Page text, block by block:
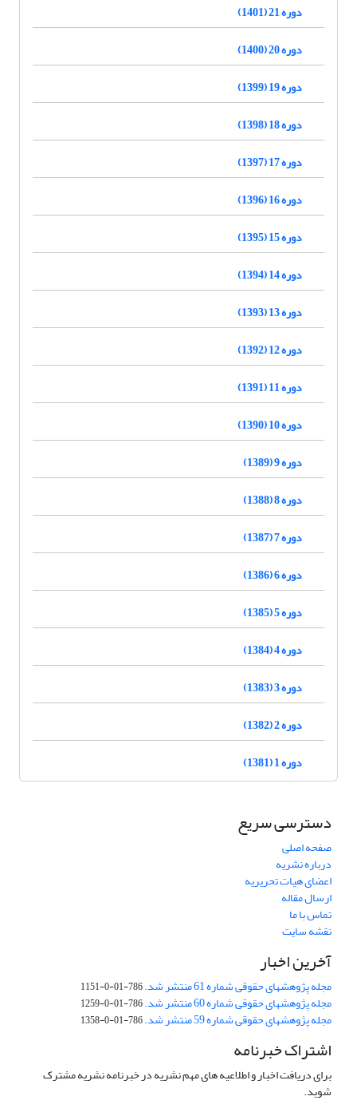
دوره 21 (1401)
دوره 20 (1400)
دوره 19 (1399)
دوره 18 (1398)
دوره 17 (1397)
دوره 16 (1396)
دوره 15 (1395)
دوره 14 (1394)
دوره 13 (1393)
دوره 12 (1392)
دوره 11 (1391)
دوره 10 (1390)
دوره 9 (1389)
دوره 8 (1388)
دوره 7 (1387)
دوره 6 (1386)
دوره 5 (1385)
دوره 4 (1384)
دوره 3 (1383)
دوره 2 (1382)
دوره 1 (1381)
دسترسی سریع
صفحه اصلی
درباره نشریه
اعضای هیات تحریریه
ارسال مقاله
تماس با ما
نقشه سایت
آخرین اخبار
مجله پژوهشهای حقوقی شماره 61 منتشر شد. 786-01-0-1151
مجله پژوهشهای حقوقی شماره 60 منتشر شد. 786-01-0-1259
مجله پژوهشهای حقوقی شماره 59 منتشر شد. 786-01-0-1358
اشتراک خبرنامه
برای دریافت اخبار و اطلاعیه های مهم نشریه در خبرنامه نشریه مشترک
شوید.